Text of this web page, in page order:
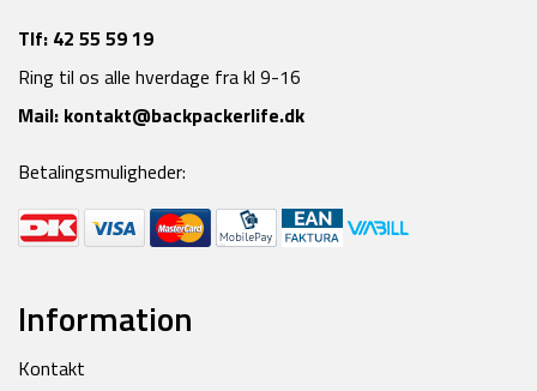
Tlf: 42 55 59 19
Ring til os alle hverdage fra kl 9-16
Mail: kontakt@backpackerlife.dk
Betalingsmuligheder:
Information
Kontakt